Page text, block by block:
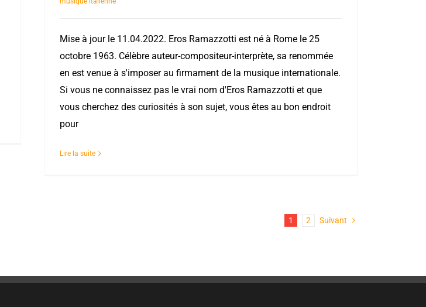
Mise à jour le 11.04.2022. Eros Ramazzotti est né à Rome le 25
octobre 1963. Célèbre auteur-compositeur-interprète, sa renommée
en est venue à s'imposer au firmament de la musique internationale.
Si vous ne connaissez pas le vrai nom d'Eros Ramazzotti et que
vous cherchez des curiosités à son sujet, vous êtes au bon endroit
pour
Lire la suite
1 2 Suivant